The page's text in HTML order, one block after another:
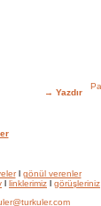
→ Yazdır
l gönül verenler
l linklerimiz l görüşleriniz